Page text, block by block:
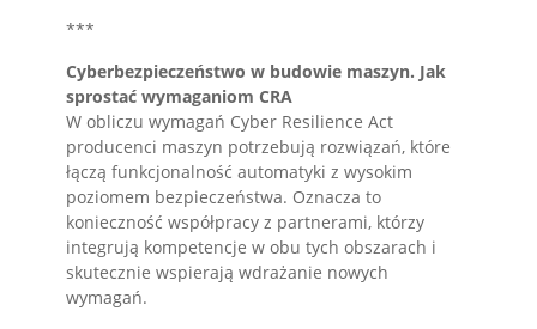
***
Cyberbezpieczeństwo w budowie maszyn. Jak
sprostać wymaganiom CRA
W obliczu wymagań Cyber Resilience Act
producenci maszyn potrzebują rozwiązań, które
łączą funkcjonalność automatyki z wysokim
poziomem bezpieczeństwa. Oznacza to
konieczność współpracy z partnerami, którzy
integrują kompetencje w obu tych obszarach i
skutecznie wspierają wdrażanie nowych
wymagań.